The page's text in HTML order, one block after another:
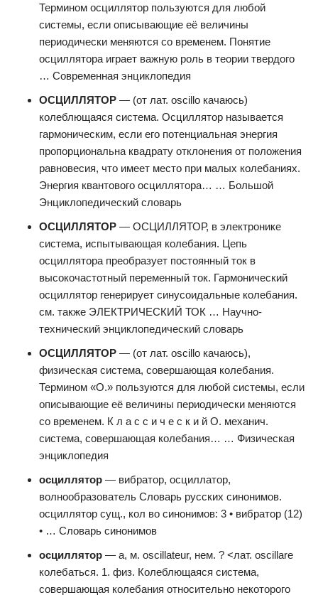
Термином осциллятор пользуются для любой
системы, если описывающие её величины
периодически меняются со временем. Понятие
осциллятора играет важную роль в теории твердого
… Современная энциклопедия
ОСЦИЛЛЯТОР — (от лат. oscillo качаюсь)
колеблющаяся система. Осциллятор называется
гармоническим, если его потенциальная энергия
пропорциональна квадрату отклонения от положения
равновесия, что имеет место при малых колебаниях.
Энергия квантового осциллятора… … Большой
Энциклопедический словарь
ОСЦИЛЛЯТОР — ОСЦИЛЛЯТОР, в электронике
система, испытывающая колебания. Цепь
осциллятора преобразует постоянный ток в
высокочастотный переменный ток. Гармонический
осциллятор генерирует синусоидальные колебания.
см. также ЭЛЕКТРИЧЕСКИЙ ТОК … Научно-
технический энциклопедический словарь
ОСЦИЛЛЯТОР — (от лат. oscillo качаюсь),
физическая система, совершающая колебания.
Термином «О.» пользуются для любой системы, если
описывающие её величины периодически меняются
со временем. К л а с с и ч е с к и й О. механич.
система, совершающая колебания… … Физическая
энциклопедия
осциллятор — вибратор, осциллатор,
волнообразователь Словарь русских синонимов.
осциллятор сущ., кол во синонимов: 3 • вибратор (12)
• … Словарь синонимов
осциллятор — а, м. oscillateur, нем. ? <лат. oscillare
колебаться. 1. физ. Колеблющаяся система,
совершающая колебания относительно некоторого